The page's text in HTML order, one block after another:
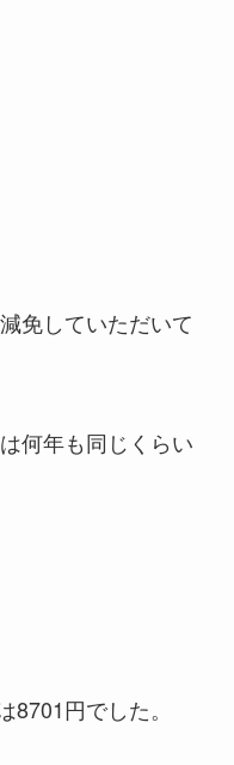
免していただいて
何年も同じくらい
円でした。